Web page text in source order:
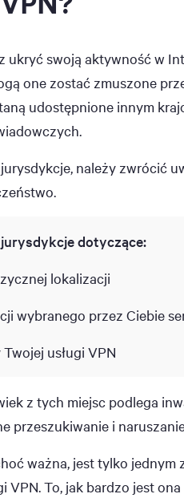
ukryć swoją aktywność w
one zostać zmuszone
udostępnione innym
należy zwrócić
dotyczące:
lokalizacji
wybranego przez Ciebie
usługi VPN
z tych miejsc podlega
przeszukiwanie i
ważna, jest tylko
VPN. To, jak bardzo jest